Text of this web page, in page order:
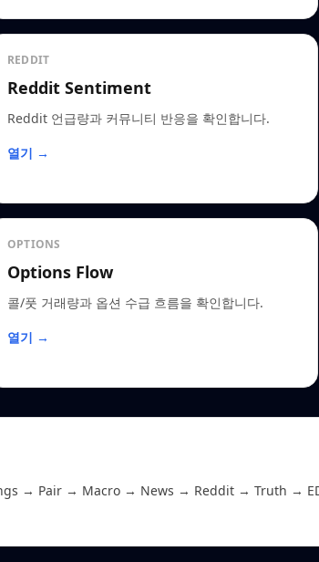
REDDIT
Reddit Sentiment
Reddit 언급량과 커뮤니티 반응을 확인합니다.
열기 →
OPTIONS
Options Flow
콜/풋 거래량과 옵션 수급 흐름을 확인합니다.
열기 →
→ Pair → Macro → News → Reddit → Truth →